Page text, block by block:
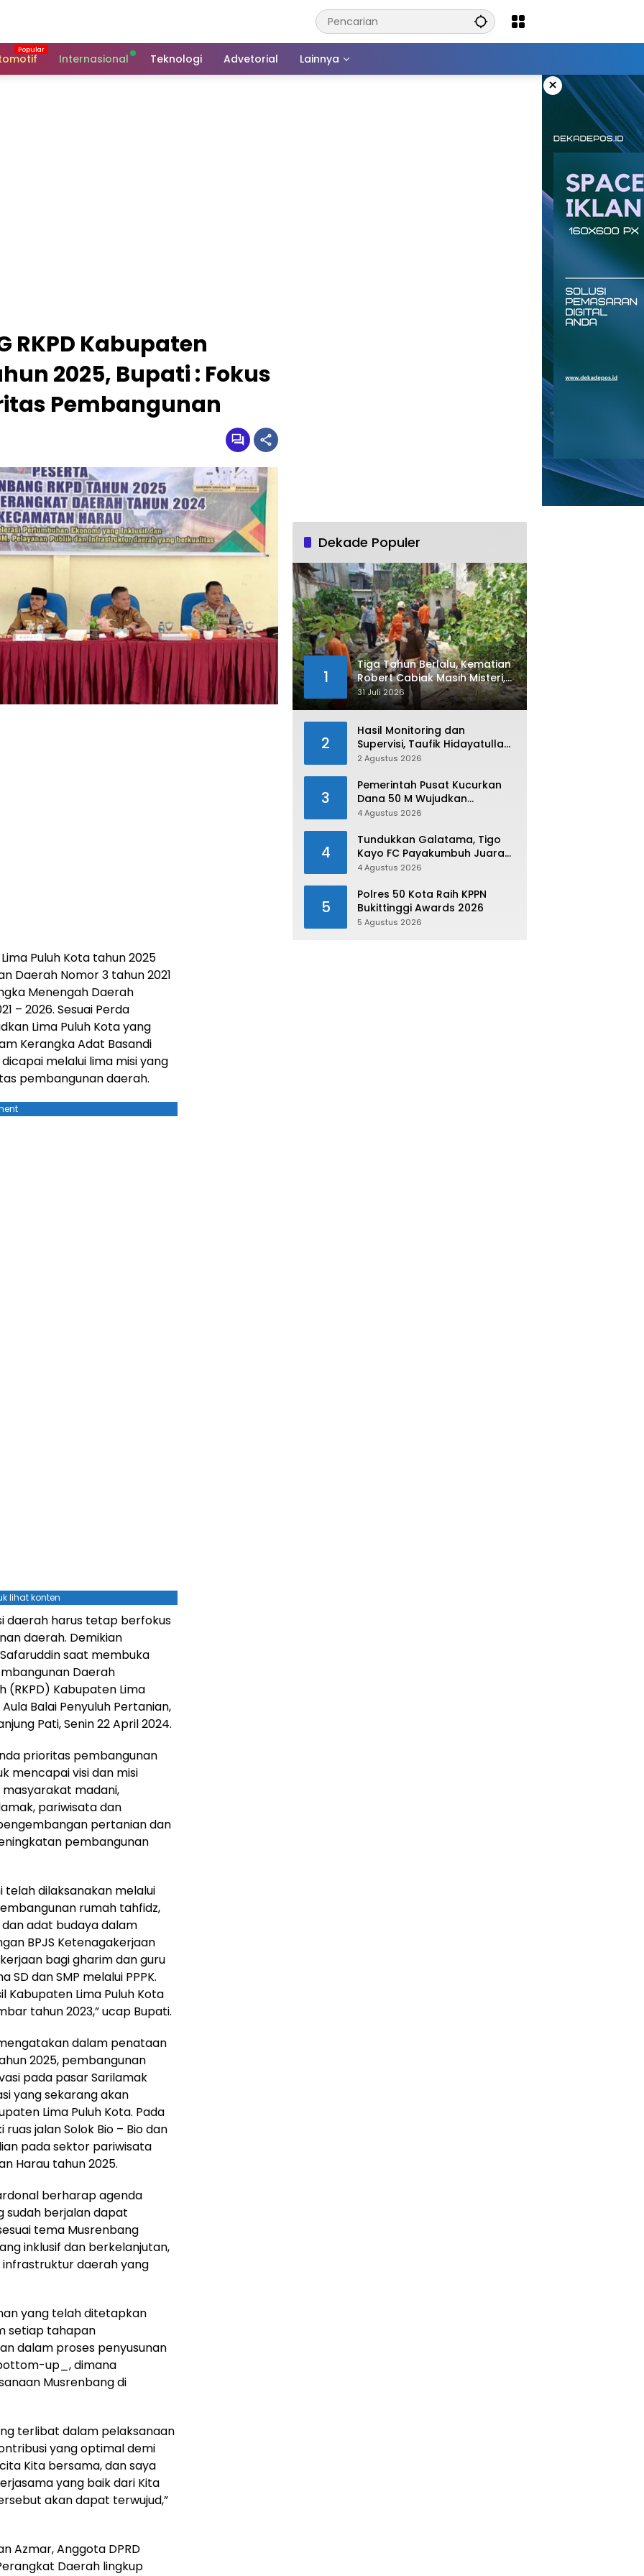
Internasional Teknologi Advetorial Lainnya
×
RKPD Kabupaten
2025, Bupati : Fokus
Pembangunan
Puluh Kota tahun 2025
Daerah Nomor 3 tahun 2021
Menengah Daerah
– 2026. Sesuai Perda
Lima Puluh Kota yang
Kerangka Adat Basandi
melalui lima misi yang
pembangunan daerah.
lihat konten
daerah harus tetap berfokus
daerah. Demikian
saat membuka
Daerah
(RKPD) Kabupaten Lima
Balai Penyuluh Pertanian,
Pati, Senin 22 April 2024.
prioritas pembangunan
mencapai visi dan misi
madani,
pariwisata dan
pertanian dan
pembangunan
dilaksanakan melalui
rumah tahfidz,
adat budaya dalam
BPJS Ketenagakerjaan
bagi gharim dan guru
dan SMP melalui PPPK.
Kabupaten Lima Puluh Kota
tahun 2023,” ucap Bupati.
dalam penataan
2025, pembangunan
pada pasar Sarilamak
yang sekarang akan
Lima Puluh Kota. Pada
jalan Solok Bio – Bio dan
pada sektor pariwisata
Harau tahun 2025.
berharap agenda
sudah berjalan dapat
tema Musrenbang
inklusif dan berkelanjutan,
infrastruktur daerah yang
yang telah ditetapkan
setiap tahapan
dalam proses penyusunan
up_, dimana
Musrenbang di
terlibat dalam pelaksanaan
yang optimal demi
Kita bersama, dan saya
yang baik dari Kita
akan dapat terwujud,”
Azmar, Anggota DPRD
Daerah lingkup
Dekade Populer
1
Tiga Tahun Berlalu, Kematian
Robert Cabiak Masih Misteri,
AKBP. Irwan : Jadi Atensi Kita
31 Juli 2026
2
Hasil Monitoring dan
Supervisi, Taufik Hidayatullah:
Limapuluh Kota Siap Kirimkan
Porprov Sumbar 2026
2 Agustus 2026
3
Pemerintah Pusat Kucurkan
Dana 50 M Wujudkan
Swasembada dan Ketahanan
4 Agustus 2026
4
Tundukkan Galatama, Tigo
Kayo FC Payakumbuh Juara
Piala Walikota Payakumbuh
4 Agustus 2026
5
Polres 50 Kota Raih KPPN
Bukittinggi Awards 2026
5 Agustus 2026